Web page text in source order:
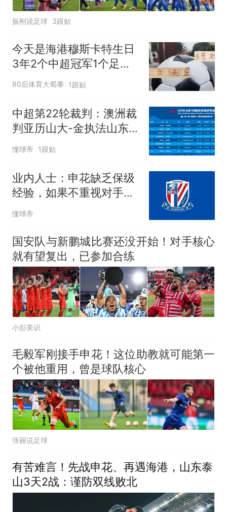
振刚说足球 3跟贴
今天是海港穆斯卡特生日
3年2个中超冠军1个足协
杯
80后体育大蜀黍 1跟贴
中超第22轮裁判：澳洲裁
判亚历山大-金执法山东
vs津门虎
懂球帝 1跟贴
业内人士：申花缺乏保级
经验，如果不重视对手会
更危险
懂球帝
国安队与新鹏城比赛还没开始！对手核心
就有望复出，已参加合练
小彭美识
毛毅军刚接手申花！这位助教就可能第一
个被他重用，曾是球队核心
张丽说足球
有苦难言！先战申花、再遇海港，山东泰
山3天2战：谨防双线败北